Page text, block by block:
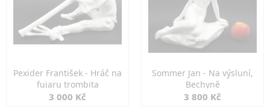
Pexider František - Hráč na
fujaru trombita
3 000 Kč
Sommer Jan - Na výsluní,
Bechyně
3 800 Kč